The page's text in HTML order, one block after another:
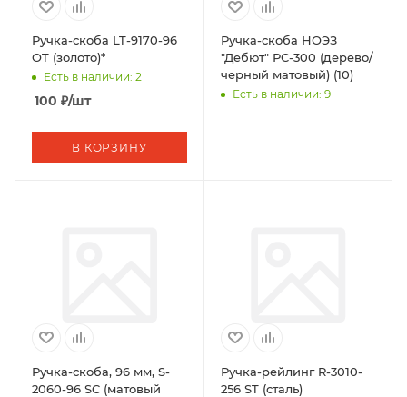
Ручка-скоба LT-9170-96
OT (золото)*
Есть в наличии: 2
100 ₽/шт
В КОРЗИНУ
Ручка-скоба НОЭЗ
"Дебют" РС-300 (дерево/
черный матовый) (10)
Есть в наличии: 9
Ручка-скоба, 96 мм, S-
2060-96 SC (матовый
Ручка-рейлинг R-3010-
256 ST (сталь)